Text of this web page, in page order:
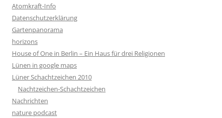
Atomkraft-Info
Datenschutzerklärung
Gartenpanorama
horizons
House of One in Berlin – Ein Haus für drei Religionen
Lünen in google maps
Lüner Schachtzeichen 2010
Nachtzeichen-Schachtzeichen
Nachrichten
nature podcast